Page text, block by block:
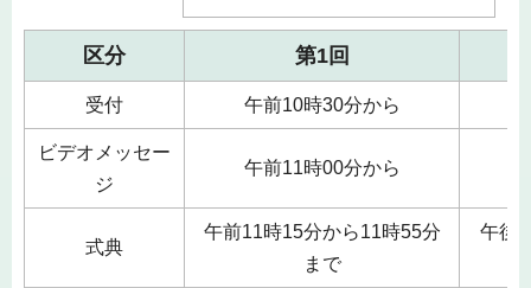
区分 第1回
受付 午前10時30分から
ビデオメッセー
ジ
午前11時00分から
式典
午前11時15分から11時55分
まで
午後